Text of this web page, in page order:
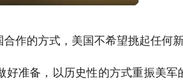
作的方式，美国不希望挑起任何
准备，以历史性的方式重振美